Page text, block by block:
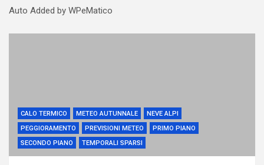
Auto Added by WPeMatico
CALO TERMICO METEO AUTUNNALE
NEVE ALPI
PEGGIORAMENTO
PREVISIONI METEO
PRIMO PIANO
SECONDO PIANO
TEMPORALI SPARSI